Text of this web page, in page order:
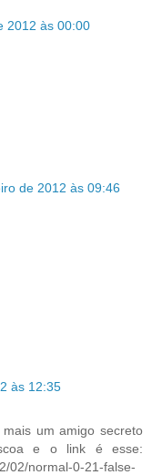
2012 às 00:00
de 2012 às 09:46
às 12:35
um amigo secreto
e o link é esse:
02/normal-0-21-false-